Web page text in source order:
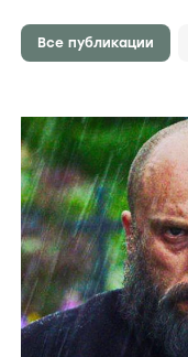
Все публикации